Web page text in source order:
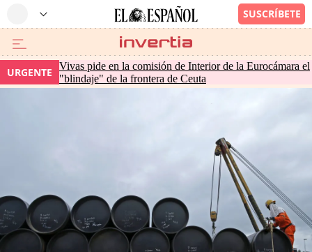
URGENTE
Vivas pide en la comisión de Interior de la Eurocámara el
"blindaje" de la frontera de Ceuta